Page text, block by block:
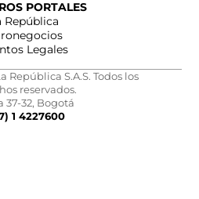
PORTALES
República
Legales
República S.A.S. Todos los
reservados.
37-32, Bogotá
1 4227600